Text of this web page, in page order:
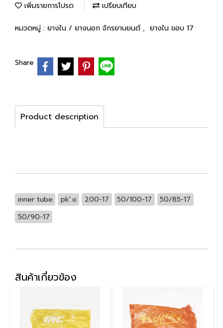
เพิ่มรายการโปรด เปรียบเทียบ
หมวดหมู่ : ยางใน / ยางนอก จักรยานยนต์ , ยางใน ขอบ 17
Share
Product description
inner tube pk'.o 200-17 50/100-17
50/85-17
50/90-17
สินค้าเกี่ยวข้อง